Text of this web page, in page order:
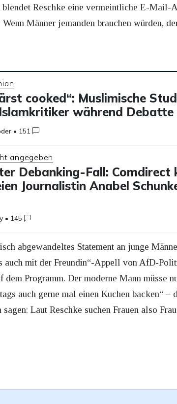
Reschke eine vermeintliche E-Mail-
Männer jemanden brauchen würden,
cooked“: Muslimische
während Debatte
• 151
angegeben
Debanking-Fall: Comdirect
Journalistin Anabel
• 145
abgewandeltes Statement an junge
auch mit der Freundin“-Appell von AfD-
Programm. Der moderne Mann müsse
auch gerne mal einen Kuchen backen“ –
Laut Reschke suchen Frauen also